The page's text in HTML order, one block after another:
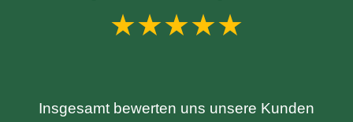
★★★★★
Insgesamt bewerten uns unsere Kunden